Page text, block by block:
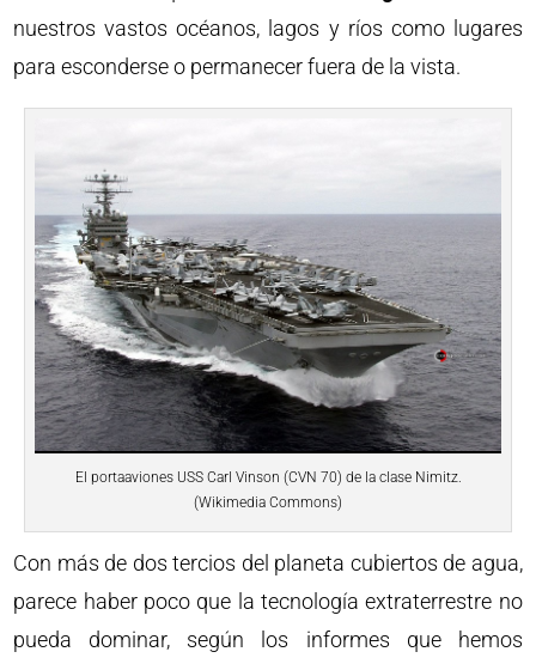
nuestros vastos océanos, lagos y ríos como lugares
para esconderse o permanecer fuera de la vista.
El portaaviones USS Carl Vinson (CVN 70) de la clase Nimitz.
(Wikimedia Commons)
Con más de dos tercios del planeta cubiertos de agua,
parece haber poco que la tecnología extraterrestre no
pueda dominar, según los informes que hemos